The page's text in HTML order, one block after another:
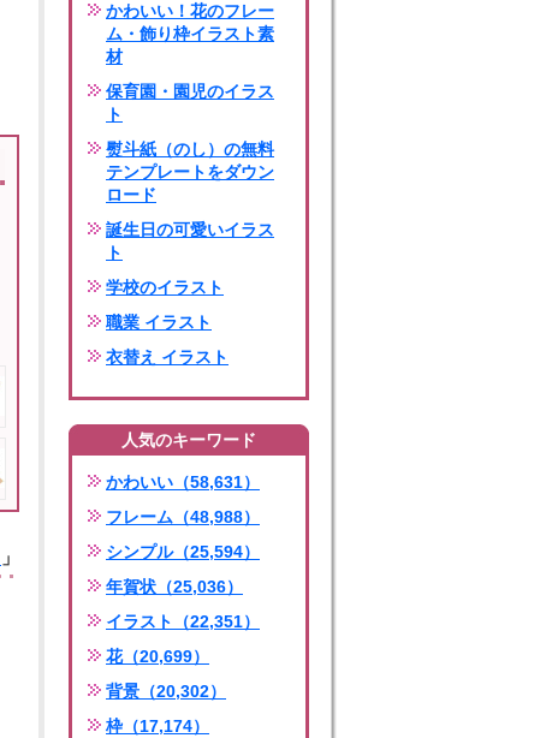
」
かわいい！花のフレー
ム・飾り枠イラスト素
材
保育園・園児のイラス
ト
熨斗紙（のし）の無料
テンプレートをダウン
ロード
誕生日の可愛いイラス
ト
学校のイラスト
職業 イラスト
衣替え イラスト
人気のキーワード
かわいい（58,631）
フレーム（48,988）
シンプル（25,594）
年賀状（25,036）
イラスト（22,351）
花（20,699）
背景（20,302）
枠（17,174）